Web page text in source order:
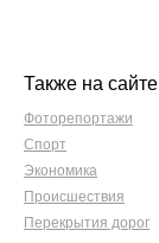
Также на сайте
Фоторепортажи
Спорт
Экономика
Происшествия
Перекрытия дорог